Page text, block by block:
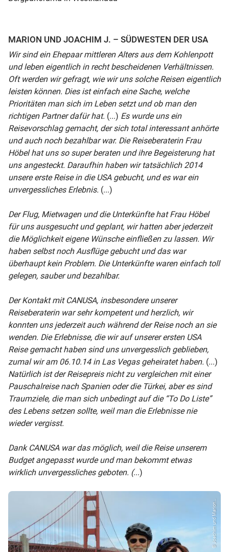
MARION UND JOACHIM J. – SÜDWESTEN DER USA
Wir sind ein Ehepaar mittleren Alters aus dem Kohlenpott
und leben eigentlich in recht bescheidenen Verhältnissen.
Oft werden wir gefragt, wie wir uns solche Reisen eigentlich
leisten können. Dies ist einfach eine Sache, welche
Prioritäten man sich im Leben setzt und ob man den
richtigen Partner dafür hat. (...) Es wurde uns ein
Reisevorschlag gemacht, der sich total interessant anhörte
und auch noch bezahlbar war. Die Reiseberaterin Frau
Höbel hat uns so super beraten und ihre Begeisterung hat
uns angesteckt. Daraufhin haben wir tatsächlich 2014
unsere erste Reise in die USA gebucht, und es war ein
unvergessliches Erlebnis. (...)
Der Flug, Mietwagen und die Unterkünfte hat Frau Höbel
für uns ausgesucht und geplant, wir hatten aber jederzeit
die Möglichkeit eigene Wünsche einfließen zu lassen. Wir
haben selbst noch Ausflüge gebucht und das war
überhaupt kein Problem. Die Unterkünfte waren einfach toll
gelegen, sauber und bezahlbar.
Der Kontakt mit CANUSA, insbesondere unserer
Reiseberaterin war sehr kompetent und herzlich, wir
konnten uns jederzeit auch während der Reise noch an sie
wenden. Die Erlebnisse, die wir auf unserer ersten USA
Reise gemacht haben sind uns unvergesslich geblieben,
zumal wir am 06.10.14 in Las Vegas geheiratet haben. (...)
Natürlich ist der Reisepreis nicht zu vergleichen mit einer
Pauschalreise nach Spanien oder die Türkei, aber es sind
Traumziele, die man sich unbedingt auf die “To Do Liste”
des Lebens setzen sollte, weil man die Erlebnisse nie
wieder vergisst.
Dank CANUSA war das möglich, weil die Reise unserem
Budget angepasst wurde und man bekommt etwas
wirklich unvergessliches geboten. (...)
© Joachim und Marion...